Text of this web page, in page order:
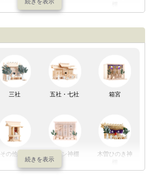
～2万円
～3万円
以上
三社 五社・七社 箱宮
その他の社 モダン神棚
木曽ひのき神